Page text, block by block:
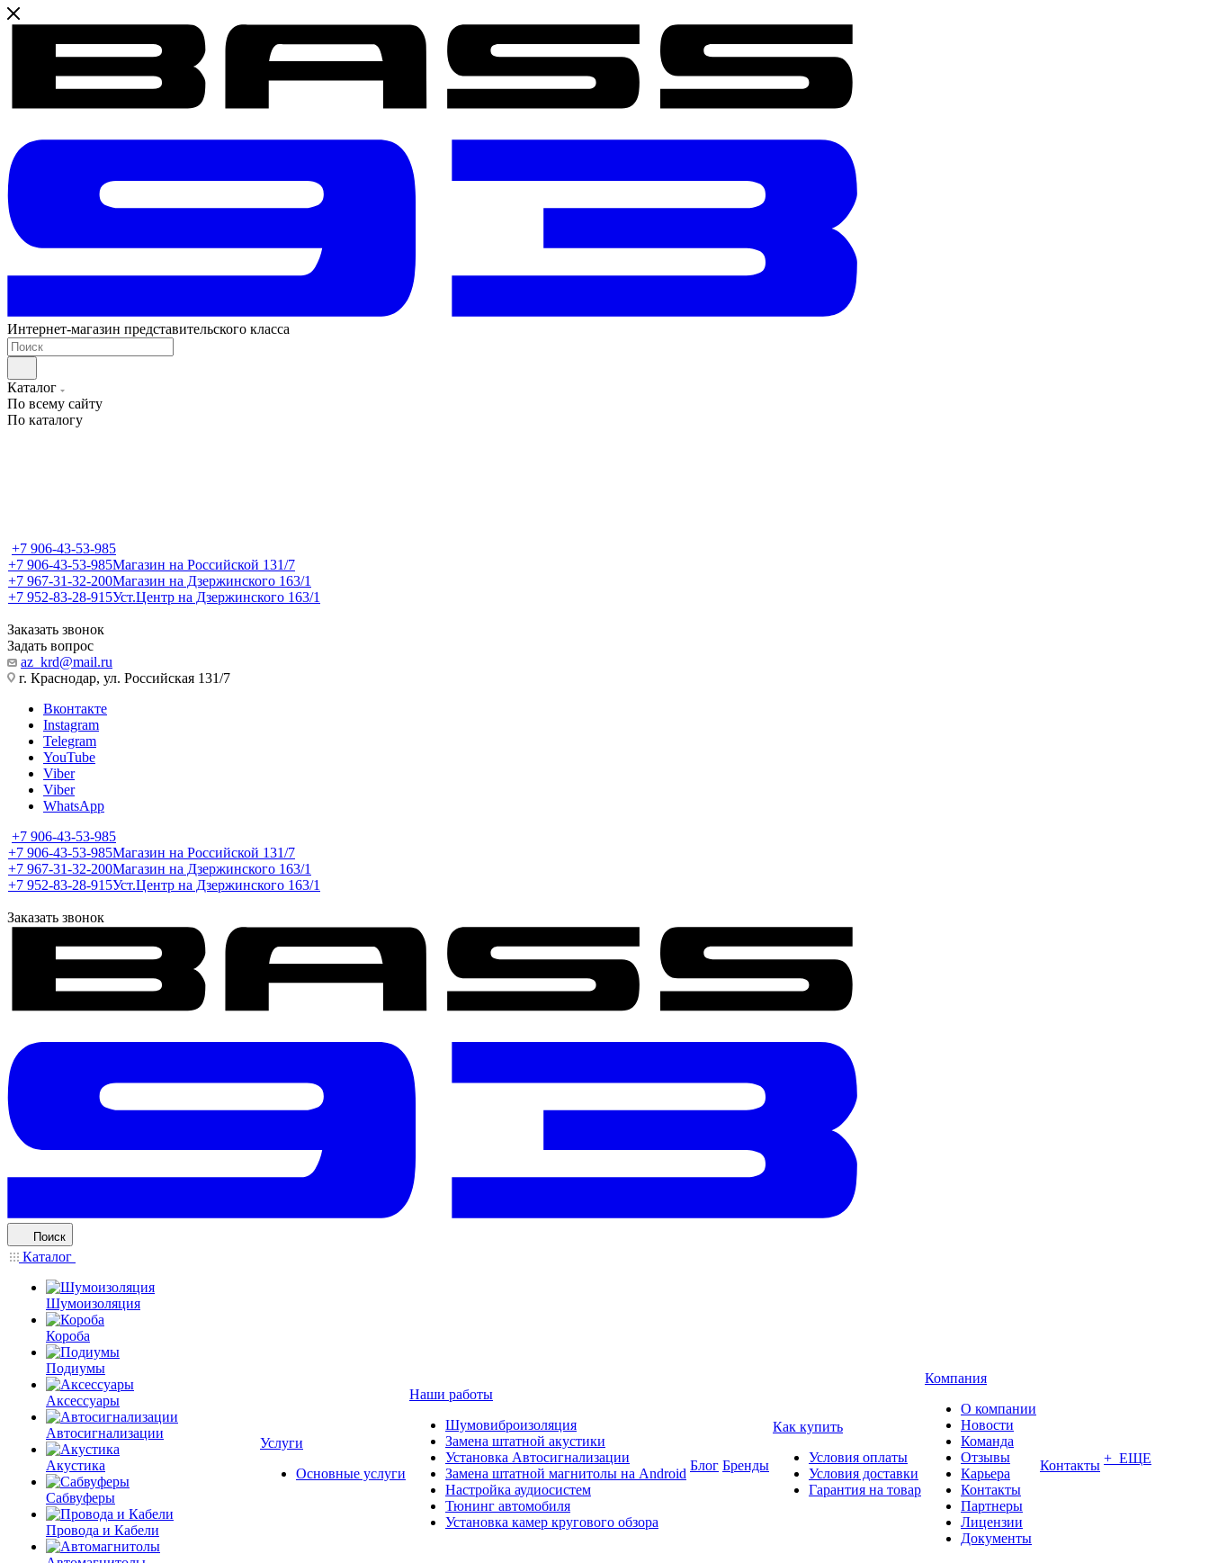
Интернет-магазин представительского класса
Каталог
По всему сайту
По каталогу
+7 906-43-53-985
+7 906-43-53-985Магазин на Российской 131/7
+7 967-31-32-200Магазин на Дзержинского 163/1
+7 952-83-28-915Уст.Центр на Дзержинского 163/1
Заказать звонок
Задать вопрос
az_krd@mail.ru
г. Краснодар, ул. Российская 131/7
Вконтакте
Instagram
Telegram
YouTube
Viber
Viber
WhatsApp
+7 906-43-53-985
+7 906-43-53-985Магазин на Российской 131/7
+7 967-31-32-200Магазин на Дзержинского 163/1
+7 952-83-28-915Уст.Центр на Дзержинского 163/1
Заказать звонок
Поиск
Каталог
Шумоизоляция
Короба
Подиумы
Аксессуары
Автосигнализации
Акустика
Сабвуферы
Провода и Кабели
Услуги
Основные услуги
Наши работы
Шумовиброизоляция
Замена штатной акустики
Установка Автосигнализации
Замена штатной магнитолы на Android
Настройка аудиосистем
Тюнинг автомобиля
Установка камер кругового обзора
Блог Бренды
Как купить
Условия оплаты
Условия доставки
Гарантия на товар
Компания
О компании
Новости
Команда
Отзывы
Карьера
Контакты
Партнеры
Лицензии
Документы
Контакты + ЕЩЕ